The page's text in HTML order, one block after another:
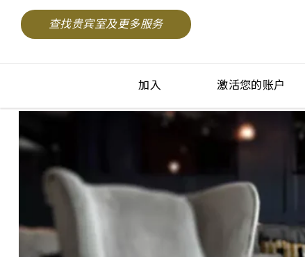
查找贵宾室及更多服务
加入 激活您的账户